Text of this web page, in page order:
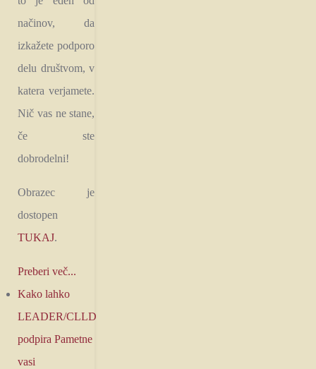
načinov, da
izkažete podporo
delu društvom, v
katera verjamete.
Nič vas ne stane,
če ste
dobrodelni!
Obrazec je
dostopen
TUKAJ.
Preberi več...
Kako lahko
LEADER/CLLD
podpira Pametne
vasi